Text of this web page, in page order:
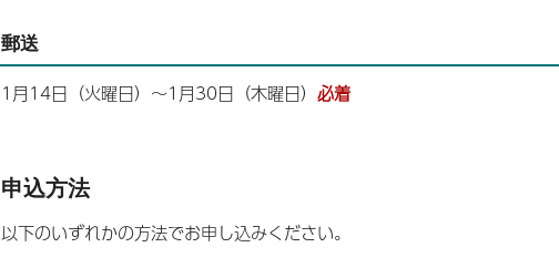
郵送
1月14日（火曜日）～1月30日（木曜日） 必着
申込方法
以下のいずれかの方法でお申し込みください。